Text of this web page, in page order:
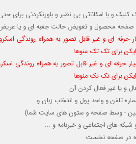
کلیک و با امکاناتی بی نظیر و باورنکردنی برای
و صفحه محصول و تعویض حالت جعبه ای و یا عریض
حرفه ای و غیر قابل تصور به همراه روندگی
برای تک تک منوها
حرفه ای و غیر قابل تصور به همراه روندگی
برای تک تک منوها
و یا غیر فعال کردن آن
تلفن و واحد پول و انتخاب زبان و ...
- پایین - وسط صفحه و ستون های سایت شما)
های اجتماعی و خبرنامه و ...
در صفحه نخست